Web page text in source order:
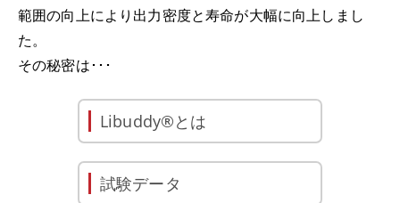
範囲の向上により出力密度と寿命が大幅に向上しまし
た。
その秘密は･･･
Libuddy®とは
試験データ